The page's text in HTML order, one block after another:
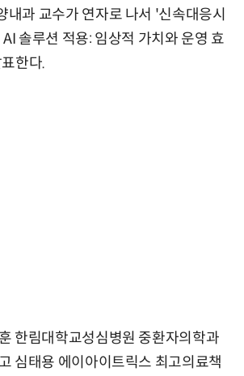
내과 교수가 연자로 나서 '신속대응시
솔루션 적용: 임상적 가치와 운영 효
한다.
한림대학교성심병원 중환자의학과
심태용 에이아이트릭스 최고의료책